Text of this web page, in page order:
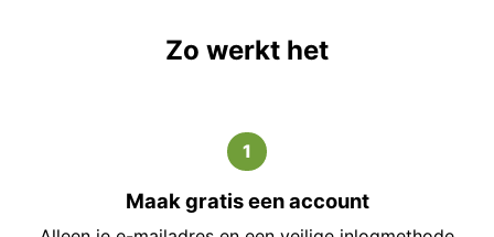
Zo werkt het
1
Maak gratis een account